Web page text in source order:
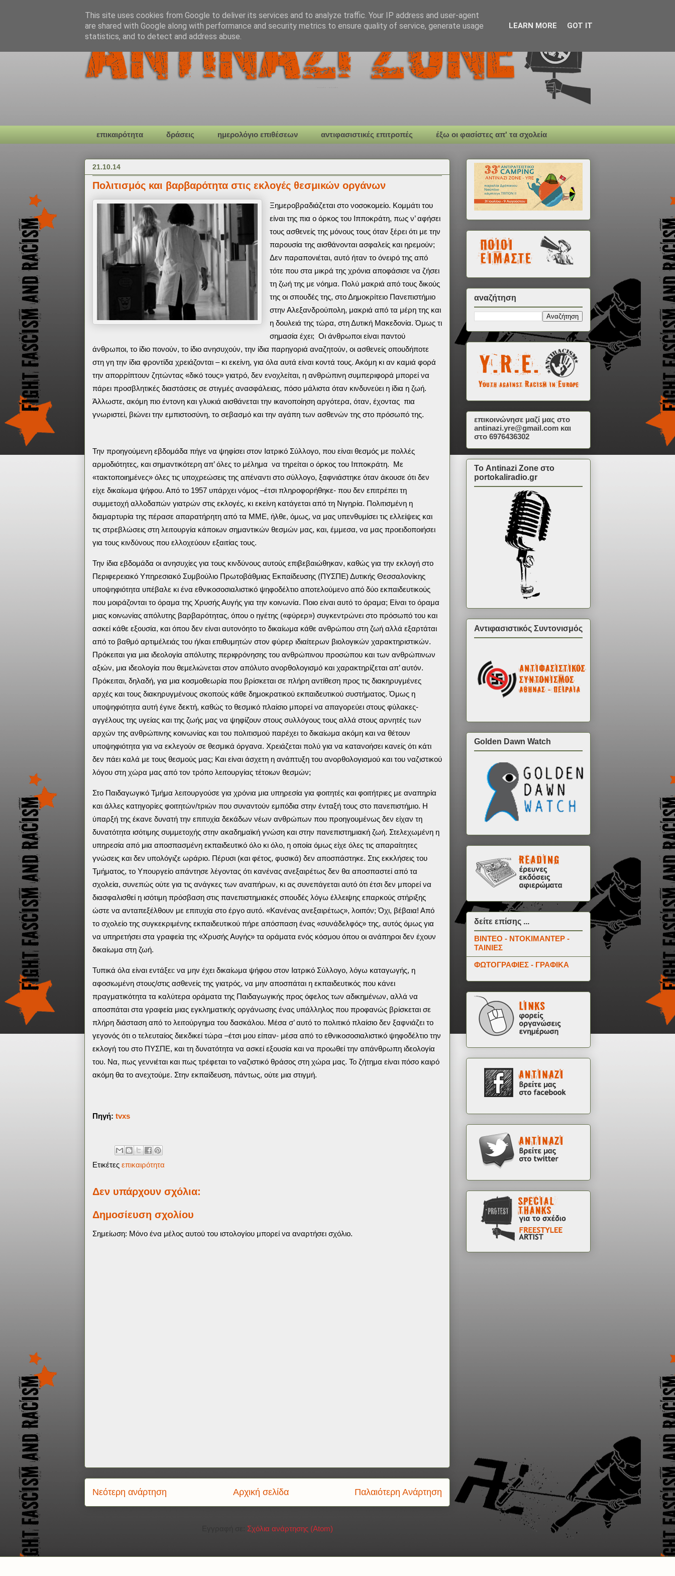
επικαιρότητα δράσεις ημερολόγιο επιθέσεων αντιφασιστικές επιτροπές έξω οι φασίστες απ' τα σχολεία
21.10.14
Πολιτισμός και βαρβαρότητα στις εκλογές θεσμικών οργάνων
Ξημεροβραδιάζεται στο νοσοκομείο. Κομμάτι του
είναι της πια ο όρκος του Ιπποκράτη, πως ν’ αφήσει
τους ασθενείς της μόνους τους όταν ξέρει ότι με την
παρουσία της αισθάνονται ασφαλείς και ηρεμούν;
Δεν παραπονιέται, αυτό ήταν το όνειρό της από
τότε που στα μικρά της χρόνια αποφάσισε να ζήσει
τη ζωή της με νόημα. Πολύ μακριά από τους δικούς
της οι σπουδές της, στο Δημοκρίτειο Πανεπιστήμιο
στην Αλεξανδρούπολη, μακριά από τα μέρη της και
η δουλειά της τώρα, στη Δυτική Μακεδονία. Όμως τι
σημασία έχει; Οι άνθρωποι είναι παντού
άνθρωποι, το ίδιο πονούν, το ίδιο ανησυχούν, την ίδια παρηγοριά αναζητούν, οι ασθενείς οπουδήποτε
στη γη την ίδια φροντίδα χρειάζονται – κι εκείνη, για όλα αυτά είναι κοντά τους. Ακόμη κι αν καμιά φορά
την απορρίπτουν ζητώντας «δικό τους» γιατρό, δεν ενοχλείται, η ανθρώπινη συμπεριφορά μπορεί να
πάρει προσβλητικές διαστάσεις σε στιγμές ανασφάλειας, πόσο μάλιστα όταν κινδυνεύει η ίδια η ζωή.
Άλλωστε, ακόμη πιο έντονη και γλυκιά αισθάνεται την ικανοποίηση αργότερα, όταν, έχοντας πια
γνωριστεί, βιώνει την εμπιστοσύνη, το σεβασμό και την αγάπη των ασθενών της στο πρόσωπό της.
Την προηγούμενη εβδομάδα πήγε να ψηφίσει στον Ιατρικό Σύλλογο, που είναι θεσμός με πολλές
αρμοδιότητες, και σημαντικότερη απ’ όλες το μέλημα να τηρείται ο όρκος του Ιπποκράτη. Με
«τακτοποιημένες» όλες τις υποχρεώσεις της απέναντι στο σύλλογο, ξαφνιάστηκε όταν άκουσε ότι δεν
είχε δικαίωμα ψήφου. Από το 1957 υπάρχει νόμος –έτσι πληροφορήθηκε- που δεν επιτρέπει τη
συμμετοχή αλλοδαπών γιατρών στις εκλογές, κι εκείνη κατάγεται από τη Νιγηρία. Πολιτισμένη η
διαμαρτυρία της πέρασε απαρατήρητη από τα ΜΜΕ, ήλθε, όμως, να μας υπενθυμίσει τις ελλείψεις και
τις στρεβλώσεις στη λειτουργία κάποιων σημαντικών θεσμών μας, και, έμμεσα, να μας προειδοποιήσει
για τους κινδύνους που ελλοχεύουν εξαιτίας τους.
Την ίδια εβδομάδα οι ανησυχίες για τους κινδύνους αυτούς επιβεβαιώθηκαν, καθώς για την εκλογή στο
Περιφερειακό Υπηρεσιακό Συμβούλιο Πρωτοβάθμιας Εκπαίδευσης (ΠΥΣΠΕ) Δυτικής Θεσσαλονίκης
υποψηφιότητα υπέβαλε κι ένα εθνικοσοσιαλιστικό ψηφοδέλτιο αποτελούμενο από δύο εκπαιδευτικούς
που μοιράζονται το όραμα της Χρυσής Αυγής για την κοινωνία. Ποιο είναι αυτό το όραμα; Είναι το όραμα
μιας κοινωνίας απόλυτης βαρβαρότητας, όπου ο ηγέτης («φύρερ») συγκεντρώνει στο πρόσωπό του και
ασκεί κάθε εξουσία, και όπου δεν είναι αυτονόητο το δικαίωμα κάθε ανθρώπου στη ζωή αλλά εξαρτάται
από το βαθμό αρτιμέλειάς του ή/και επιθυμητών στον φύρερ ιδιαίτερων βιολογικών χαρακτηριστικών.
Πρόκειται για μια ιδεολογία απόλυτης περιφρόνησης του ανθρώπινου προσώπου και των ανθρώπινων
αξιών, μια ιδεολογία που θεμελιώνεται στον απόλυτο ανορθολογισμό και χαρακτηρίζεται απ’ αυτόν.
Πρόκειται, δηλαδή, για μια κοσμοθεωρία που βρίσκεται σε πλήρη αντίθεση προς τις διακηρυγμένες
αρχές και τους διακηρυγμένους σκοπούς κάθε δημοκρατικού εκπαιδευτικού συστήματος. Όμως η
υποψηφιότητα αυτή έγινε δεκτή, καθώς το θεσμικό πλαίσιο μπορεί να απαγορεύει στους φύλακες-
αγγέλους της υγείας και της ζωής μας να ψηφίζουν στους συλλόγους τους αλλά στους αρνητές των
αρχών της ανθρώπινης κοινωνίας και του πολιτισμού παρέχει το δικαίωμα ακόμη και να θέτουν
υποψηφιότητα για να εκλεγούν σε θεσμικά όργανα. Χρειάζεται πολύ για να κατανοήσει κανείς ότι κάτι
δεν πάει καλά με τους θεσμούς μας; Και είναι άσχετη η ανάπτυξη του ανορθολογισμού και του ναζιστικού
λόγου στη χώρα μας από τον τρόπο λειτουργίας τέτοιων θεσμών;
Στο Παιδαγωγικό Τμήμα λειτουργούσε για χρόνια μια υπηρεσία για φοιτητές και φοιτήτριες με αναπηρία
και άλλες κατηγορίες φοιτητών/τριών που συναντούν εμπόδια στην ένταξή τους στο πανεπιστήμιο. Η
ύπαρξή της έκανε δυνατή την επιτυχία δεκάδων νέων ανθρώπων που προηγουμένως δεν είχαν τη
δυνατότητα ισότιμης συμμετοχής στην ακαδημαϊκή γνώση και στην πανεπιστημιακή ζωή. Στελεχωμένη η
υπηρεσία από μια αποσπασμένη εκπαιδευτικό όλο κι όλο, η οποία όμως είχε όλες τις απαραίτητες
γνώσεις και δεν υπολόγιζε ωράριο. Πέρυσι (και φέτος, φυσικά) δεν αποσπάστηκε. Στις εκκλήσεις του
Τμήματος, το Υπουργείο απάντησε λέγοντας ότι κανένας ανεξαιρέτως δεν θα αποσπαστεί από τα
σχολεία, συνεπώς ούτε για τις ανάγκες των αναπήρων, κι ας συνεπάγεται αυτό ότι έτσι δεν μπορεί να
διασφαλισθεί η ισότιμη πρόσβαση στις πανεπιστημιακές σπουδές λόγω έλλειψης επαρκούς στήριξης
ώστε να ανταπεξέλθουν με επιτυχία στο έργο αυτό. «Κανένας ανεξαιρέτως», λοιπόν; Όχι, βέβαια! Από
το σχολείο της συγκεκριμένης εκπαιδευτικού πήρε απόσπαση ένας «συνάδελφός» της, αυτός όμως για
να υπηρετήσει στα γραφεία της «Χρυσής Αυγής» τα οράματα ενός κόσμου όπου οι ανάπηροι δεν έχουν
δικαίωμα στη ζωή.
Τυπικά όλα είναι εντάξει: να μην έχει δικαίωμα ψήφου στον Ιατρικό Σύλλογο, λόγω καταγωγής, η
αφοσιωμένη στους/στις ασθενείς της γιατρός, να μην αποσπάται η εκπαιδευτικός που κάνει
πραγματικότητα τα καλύτερα οράματα της Παιδαγωγικής προς όφελος των αδικημένων, αλλά να
αποσπάται στα γραφεία μιας εγκληματικής οργάνωσης ένας υπάλληλος που προφανώς βρίσκεται σε
πλήρη διάσταση από το λειτούργημα του δασκάλου. Μέσα σ’ αυτό το πολιτικό πλαίσιο δεν ξαφνιάζει το
γεγονός ότι ο τελευταίος διεκδικεί τώρα –έτσι μου είπαν- μέσα από το εθνικοσοσιαλιστικό ψηφοδέλτιο την
εκλογή του στο ΠΥΣΠΕ, και τη δυνατότητα να ασκεί εξουσία και να προωθεί την απάνθρωπη ιδεολογία
του. Να, πως γεννιέται και πως τρέφεται το ναζιστικό θράσος στη χώρα μας. Το ζήτημα είναι πόσο καιρό
ακόμη θα το ανεχτούμε. Στην εκπαίδευση, πάντως, ούτε μια στιγμή.
Πηγή: tvxs
Ετικέτες επικαιρότητα
Δεν υπάρχουν σχόλια:
Δημοσίευση σχολίου
Σημείωση: Μόνο ένα μέλος αυτού του ιστολογίου μπορεί να αναρτήσει σχόλιο.
Νεότερη ανάρτηση Παλαιότερη Ανάρτηση
Αρχική σελίδα
Σχόλια ανάρτησης (Atom)
αναζήτηση
επικοινώνησε μαζί μας στο
antinazi.yre@gmail.com και
στο 6976436302
Το Antinazi Zone στο
portokaliradio.gr
Αντιφασιστικός Συντονισμός
Golden Dawn Watch
δείτε επίσης ...
ΒΙΝΤΕΟ - ΝΤΟΚΙΜΑΝΤΕΡ -
ΤΑΙΝΙΕΣ
ΦΩΤΟΓΡΑΦΙΕΣ - ΓΡΑΦΙΚΑ
This site uses cookies from Google to deliver its services and to analyze traffic. Your IP address and user-agent
are shared with Google along with performance and security metrics to ensure quality of service, generate usage
statistics, and to detect and address abuse.
LEARN MORE GOT IT